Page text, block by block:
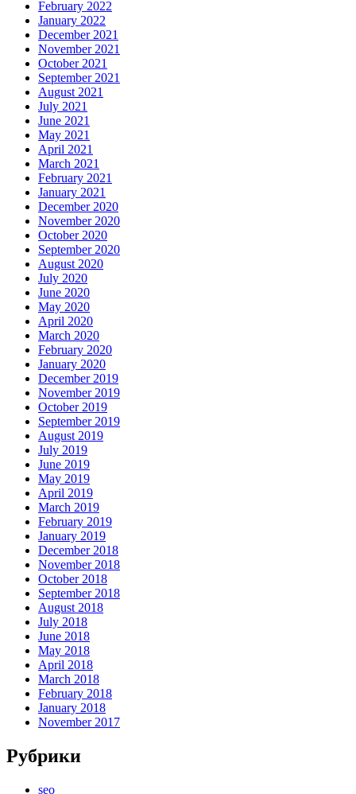
February 2022
January 2022
December 2021
November 2021
October 2021
September 2021
August 2021
July 2021
June 2021
May 2021
April 2021
March 2021
February 2021
January 2021
December 2020
November 2020
October 2020
September 2020
August 2020
July 2020
June 2020
May 2020
April 2020
March 2020
February 2020
January 2020
December 2019
November 2019
October 2019
September 2019
August 2019
July 2019
June 2019
May 2019
April 2019
March 2019
February 2019
January 2019
December 2018
November 2018
October 2018
September 2018
August 2018
July 2018
June 2018
May 2018
April 2018
March 2018
February 2018
January 2018
November 2017
Рубрики
seo